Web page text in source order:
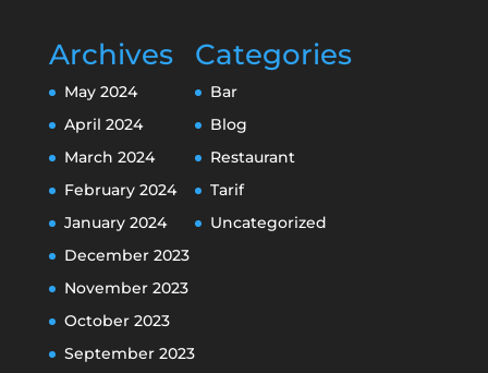
Archives
May 2024
April 2024
March 2024
February 2024
January 2024
December 2023
November 2023
October 2023
September 2023
Categories
Bar
Blog
Restaurant
Tarif
Uncategorized